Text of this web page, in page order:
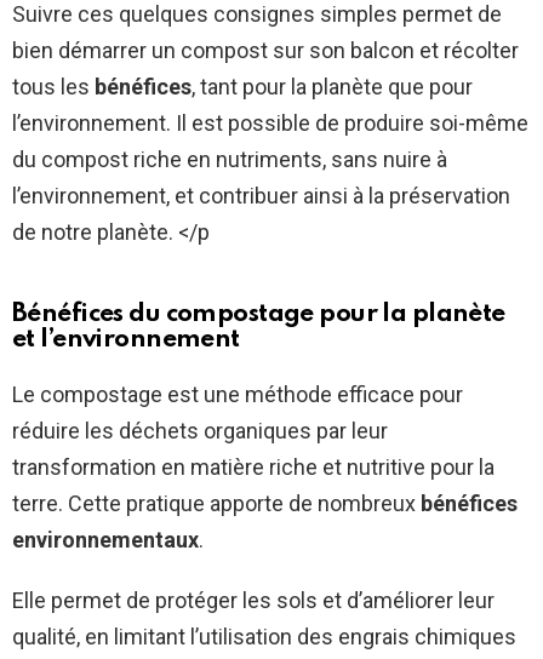
Suivre ces quelques consignes simples permet de
bien démarrer un compost sur son balcon et récolter
tous les bénéfices, tant pour la planète que pour
l’environnement. Il est possible de produire soi-même
du compost riche en nutriments, sans nuire à
l’environnement, et contribuer ainsi à la préservation
de notre planète. </p
Bénéfices du compostage pour la planète
et l’environnement
Le compostage est une méthode efficace pour
réduire les déchets organiques par leur
transformation en matière riche et nutritive pour la
terre. Cette pratique apporte de nombreux bénéfices
environnementaux.
Elle permet de protéger les sols et d’améliorer leur
qualité, en limitant l’utilisation des engrais chimiques